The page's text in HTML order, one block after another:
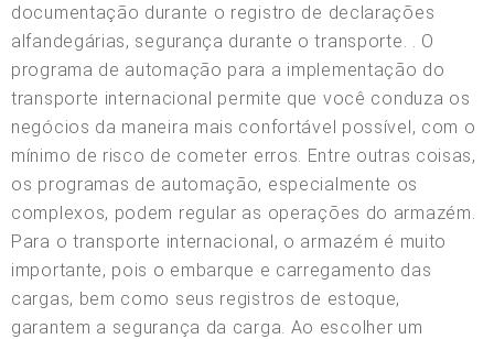
documentação durante o registro de declarações
alfandegárias, segurança durante o transporte. . O
programa de automação para a implementação do
transporte internacional permite que você conduza os
negócios da maneira mais confortável possível, com o
mínimo de risco de cometer erros. Entre outras coisas,
os programas de automação, especialmente os
complexos, podem regular as operações do armazém.
Para o transporte internacional, o armazém é muito
importante, pois o embarque e carregamento das
cargas, bem como seus registros de estoque,
garantem a segurança da carga. Ao escolher um